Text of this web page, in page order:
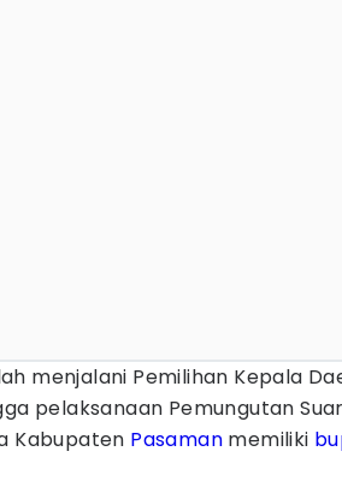
menjalani Pemilihan Kepala
pelaksanaan Pemungutan
Kabupaten Pasaman memiliki